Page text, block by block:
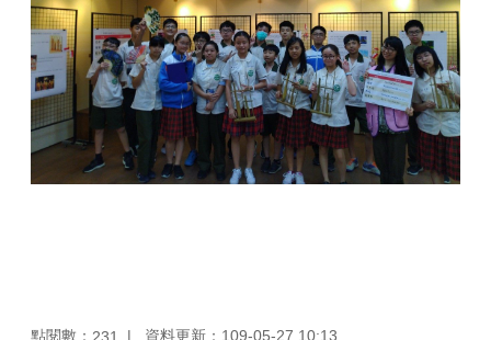
點閱數：
資料更新：109-05-27 10:13